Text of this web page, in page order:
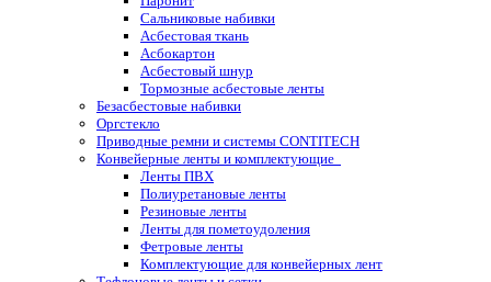
Сальниковые набивки
Асбестовая ткань
Асбокартон
Асбестовый шнур
Тормозные асбестовые ленты
Безасбестовые набивки
Оргстекло
Приводные ремни и системы CONTITECH
Конвейерные ленты и комплектующие
Ленты ПВХ
Полиуретановые ленты
Резиновые ленты
Ленты для пометоудоления
Фетровые ленты
Комплектующие для конвейерных лент